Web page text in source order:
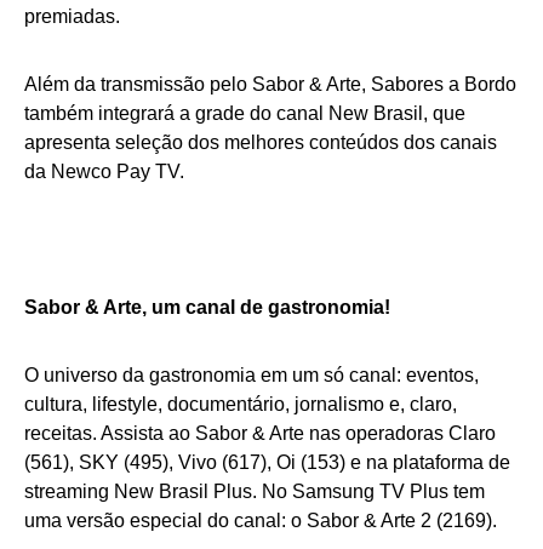
premiadas.
Além da transmissão pelo Sabor & Arte, Sabores a Bordo
também integrará a grade do canal New Brasil, que
apresenta seleção dos melhores conteúdos dos canais
da Newco Pay TV.
Sabor & Arte, um canal de gastronomia!
O universo da gastronomia em um só canal: eventos,
cultura, lifestyle, documentário, jornalismo e, claro,
receitas. Assista ao Sabor & Arte nas operadoras Claro
(561), SKY (495), Vivo (617), Oi (153) e na plataforma de
streaming New Brasil Plus. No Samsung TV Plus tem
uma versão especial do canal: o Sabor & Arte 2 (2169).